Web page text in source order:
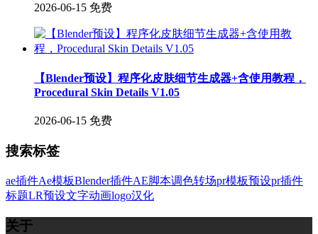
2026-06-15 免费
【Blender预设】程序化皮肤细节生成器+含使用教程，
Procedural Skin Details V1.05
2026-06-15 免费
搜索标签
ae插件Ae模板Blender插件AE脚本调色转场pr模板预设pr插件
标题LR预设文字动画logo汉化
关于